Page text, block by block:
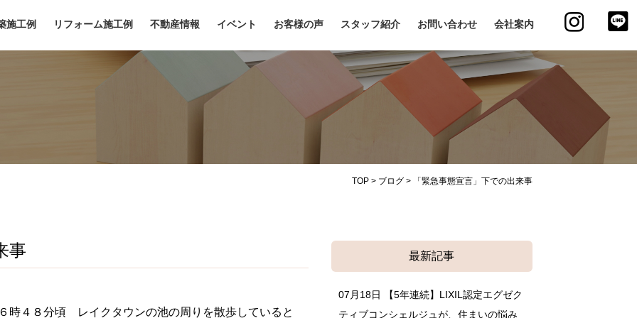
施工例 リフォーム施工例 不動産情報 イベント お客様の声 スタッフ紹介 お問い合わせ 会社案内
TOP > ブログ > 「緊急事態宣言」下での出来事
事
時４８分頃 レイクタウンの池の周りを散歩していると
最新記事
07月18日
【5年連続】LIXIL認定エグゼク
ティブコンシェルジュが、住まいの悩み